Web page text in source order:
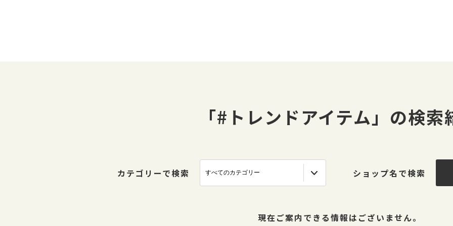
「#トレンドアイテム」の検索
カテゴリーで検索 ショップ名で検索
現在ご案内できる情報はございません。